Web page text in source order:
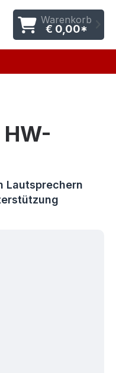
Warenkorb
€ 0,00*
Lautsprechern